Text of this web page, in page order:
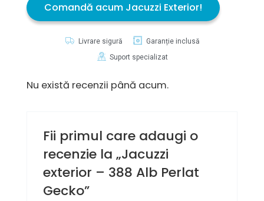
Comandă acum Jacuzzi Exterior!
Livrare sigură
Garanție inclusă
Suport specializat
Nu există recenzii până acum.
Fii primul care adaugi o
recenzie la „Jacuzzi
exterior – 388 Alb Perlat
Gecko”